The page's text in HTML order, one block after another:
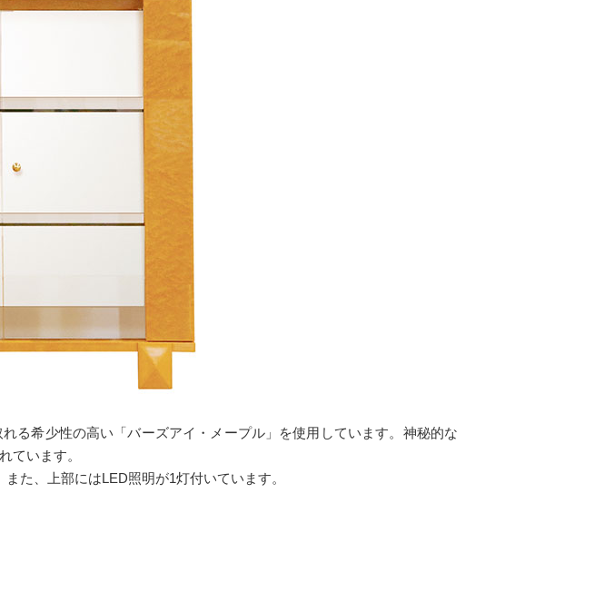
る希少性の高い「バーズアイ・メープル」を使用しています。神秘的な
ています。
た、上部にはLED照明が1灯付いています。